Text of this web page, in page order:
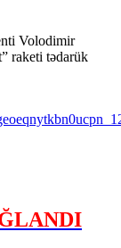
Volodimir
raketi tədarük